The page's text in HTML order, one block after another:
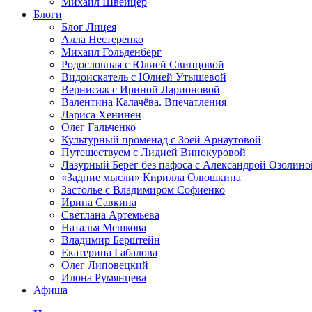
Блоги
Блог Лицея
Алла Нестеренко
Михаил Гольденберг
Родословная с Юлией Свинцовой
Видоискатель с Юлией Утышевой
Вернисаж с Ириной Ларионовой
Валентина Калачёва. Впечатления
Лариса Хенинен
Олег Гальченко
Культурный променад с Зоей Арнаутовой
Путешествуем с Лидией Винокуровой
Лазурный Берег без пафоса с Александрой
«Задние мысли» Кирилла Олюшкина
Застолье с Владимиром Софиенко
Ирина Савкина
Светлана Артемьева
Наталья Мешкова
Владимир Берштейн
Екатерина Габалова
Олег Липовецкий
Илона Румянцева
Афиша